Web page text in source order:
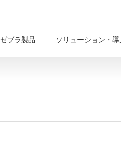
ゼブラ製品 ソリューション・導